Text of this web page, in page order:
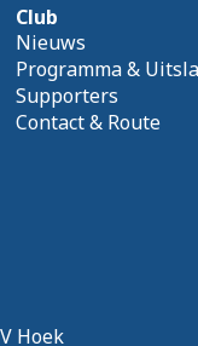
Club
Nieuws
Programma &
Supporters
Contact & Route
Hoek